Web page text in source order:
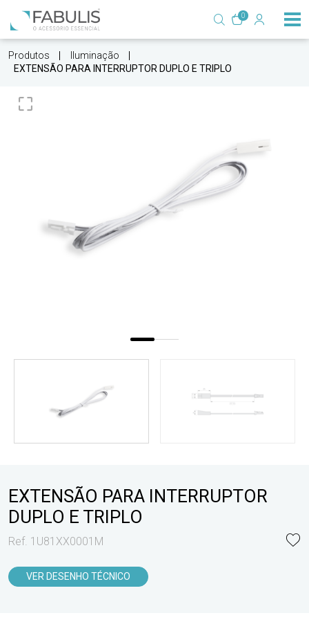
0
Produtos
Iluminação
EXTENSÃO PARA INTERRUPTOR DUPLO E TRIPLO
EXTENSÃO PARA INTERRUPTOR
DUPLO E TRIPLO
Ref. 1U81XX0001M
VER DESENHO TÉCNICO